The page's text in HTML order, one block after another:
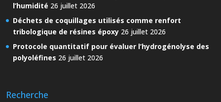
l’humidité 26 juillet 2026
Déchets de coquillages utilisés comme renfort
tribologique de résines époxy 26 juillet 2026
Protocole quantitatif pour évaluer l’hydrogénolyse des
polyoléfines 26 juillet 2026
Recherche